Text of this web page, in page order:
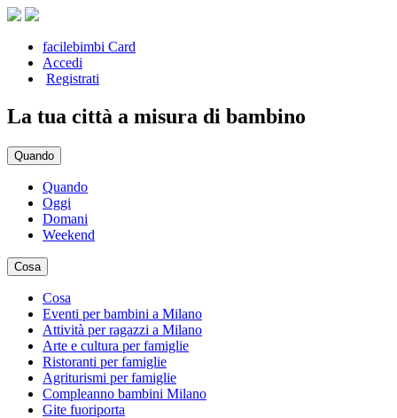
facilebimbi Card
Accedi
Registrati
La tua città a misura di bambino
Quando
Quando
Oggi
Domani
Weekend
Cosa
Cosa
Eventi per bambini a Milano
Attività per ragazzi a Milano
Arte e cultura per famiglie
Ristoranti per famiglie
Agriturismi per famiglie
Compleanno bambini Milano
Gite fuoriporta